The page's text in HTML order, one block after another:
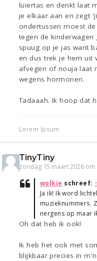
luiertas en denkt laat
je elkaar aan en zegt
ondertussen moest
tegen de
spuug op je jas want
en dus trek je hem uit
afvegen of nouja laat
wegens hormonen.
Tadaaah. Ik hoop dat
Lorem Ipsum
TinyTiny
zondag 15 maart 2026 om
wolkie schreef: ↑
Ja ik! Ik word
muzieknummers.
nergens op maar
Oh dat heb ik ook!
Ik heb het ook met
blijkbaar precies in